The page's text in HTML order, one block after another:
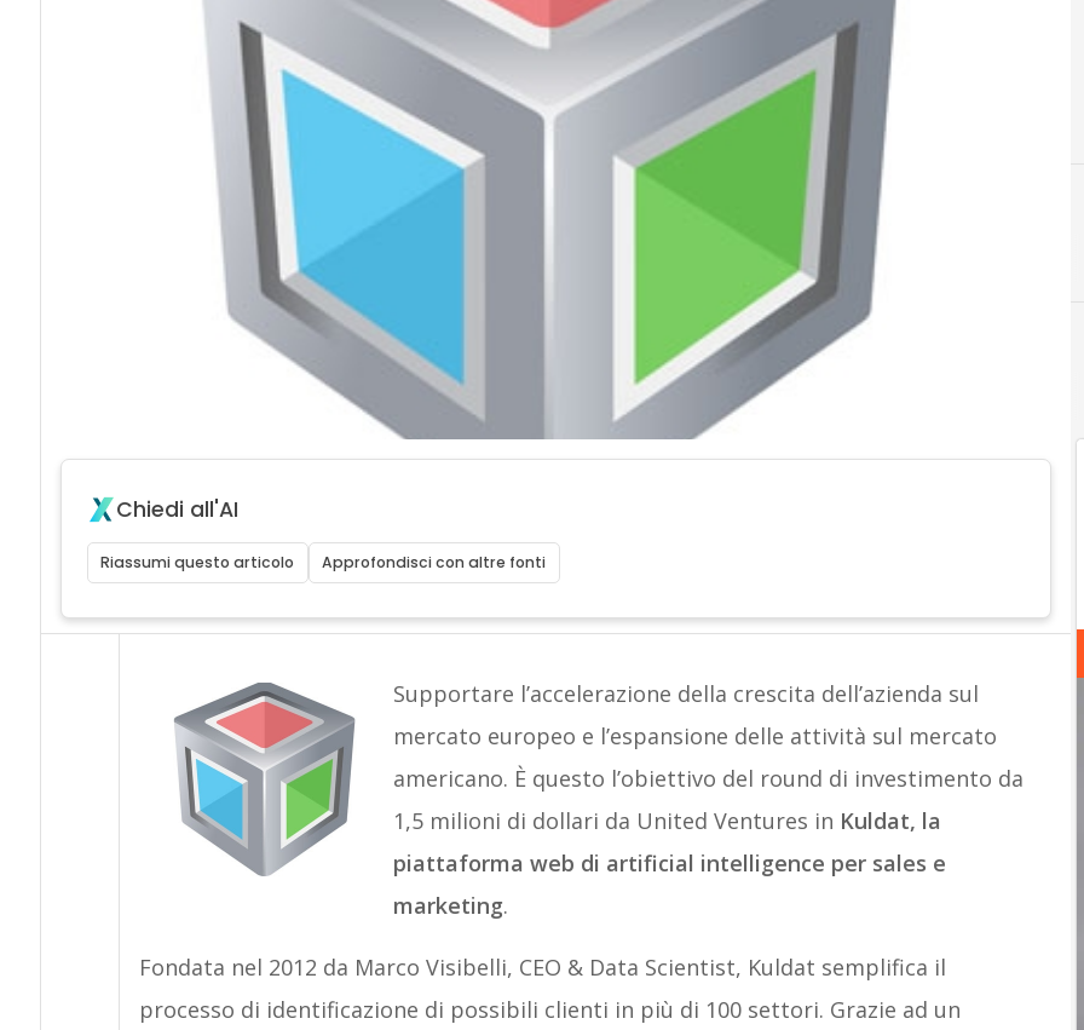
Chiedi all'AI
Riassumi questo articolo Approfondisci con altre fonti
Supportare l’accelerazione della crescita dell’azienda sul
mercato europeo e l’espansione delle attività sul mercato
americano. È questo l’obiettivo del round di investimento da
1,5 milioni di dollari da United Ventures in Kuldat, la
piattaforma web di artificial intelligence per sales e
marketing.
Fondata nel 2012 da Marco Visibelli, CEO & Data Scientist, Kuldat semplifica il
processo di identificazione di possibili clienti in più di 100 settori. Grazie ad un